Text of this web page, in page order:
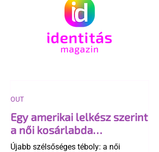
Egy amerikai lelkész szerint
a női kosárlabda
transzneműséghez vezet
Újabb szélsőséges téboly: a női
OUT